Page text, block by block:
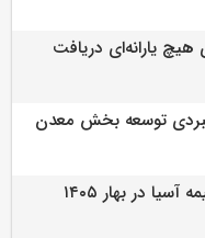
هیچ یارانه‌ای دریافت
توسعه بخش معدن
در بهار ۱۴۰۵